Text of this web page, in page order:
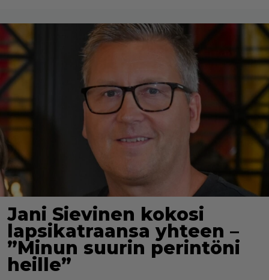
Jani Sievinen kokosi
lapsikatraansa yhteen –
”Minun suurin perintöni
heille”